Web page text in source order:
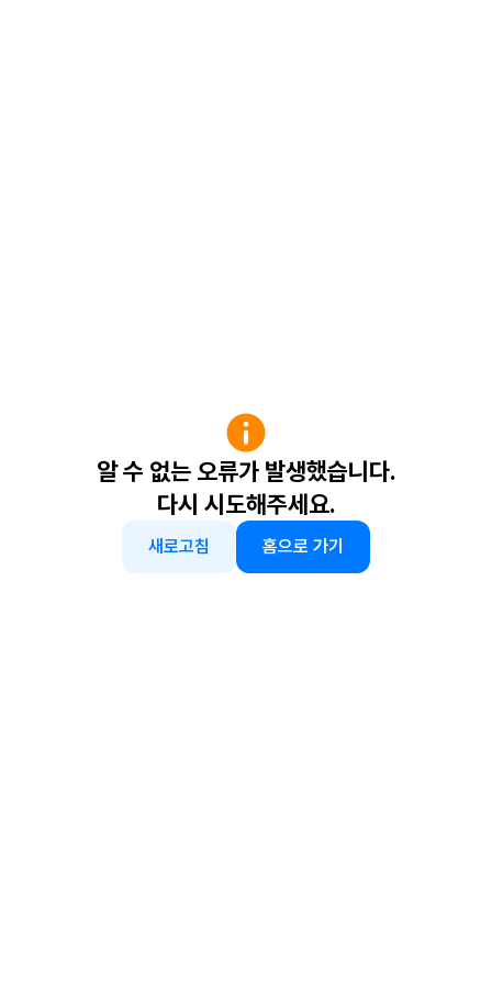
알 수 없는 오류가 발생했습니다.
다시 시도해주세요.
새로고침 홈으로 가기